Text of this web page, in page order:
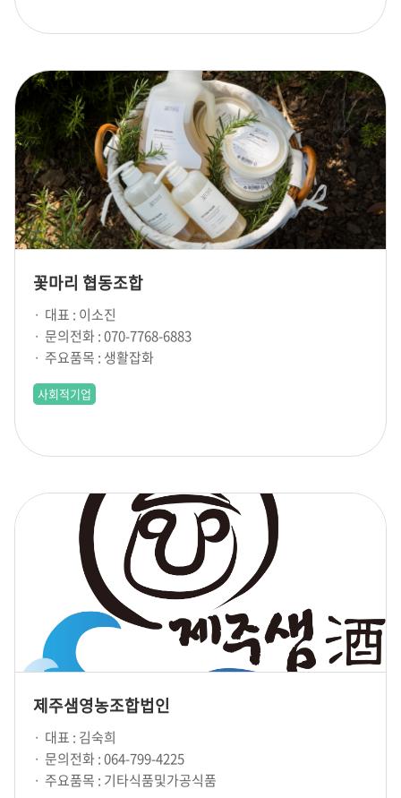
꽃마리 협동조합
대표 : 이소진
문의전화 : 070-7768-6883
주요품목 : 생활잡화
사회적기업
제주샘영농조합법인
대표 : 김숙희
문의전화 : 064-799-4225
주요품목 : 기타식품및가공식품